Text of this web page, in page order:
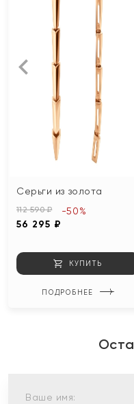
Серьги из золота
112 590 ₽
56 295 ₽
-50%
КУПИТЬ
ПОДРОБНЕЕ
Ваше имя: